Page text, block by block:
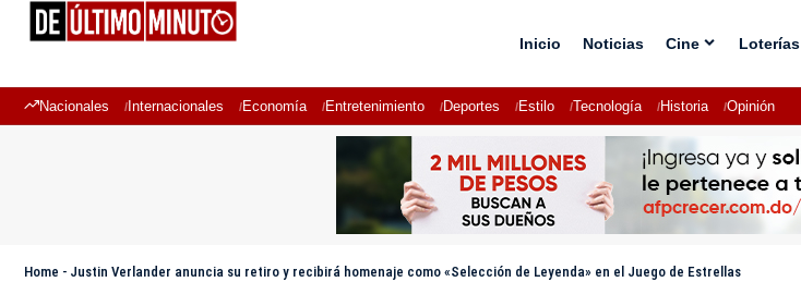
Inicio Noticias Cine Loterías
Nacionales Internacionales Economía Entretenimiento Deportes Estilo Tecnología Historia Opinión
Home - Justin Verlander anuncia su retiro y recibirá homenaje como «Selección de Leyenda» en el Juego de Estrellas